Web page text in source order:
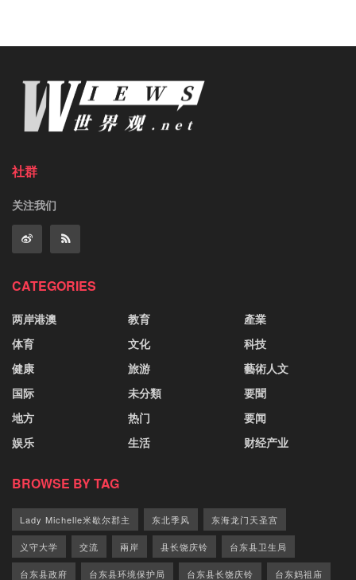
社群
关注我们
CATEGORIES
两岸港澳
体育
健康
国际
地方
娱乐
教育
文化
旅游
未分類
热门
生活
產業
科技
藝術人文
要聞
要闻
财经产业
BROWSE BY TAG
Lady Michelle米歇尔郡主 东北季风 东海龙门天圣宫
义守大学 交流 兩岸 县长饶庆铃 台东县卫生局
台东县政府 台东县环境保护局 台东县长饶庆铃 台东妈祖庙